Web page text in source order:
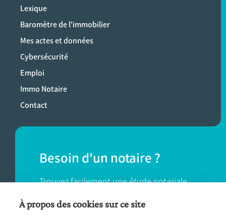
Lexique
Baromètre de l'immobilier
Mes actes et données
Cybersécurité
Emploi
Immo Notaire
Contact
Besoin d'un notaire ?
Trouvez facilement une étude notariale
près de chez vous.
À propos des cookies sur ce site